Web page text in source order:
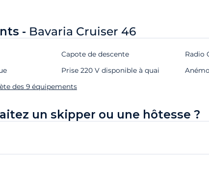
- Bavaria Cruiser 46
Capote de descente
Prise 220 V disponible à quai
Radio
des 9 équipements
un skipper ou une hôtesse ?